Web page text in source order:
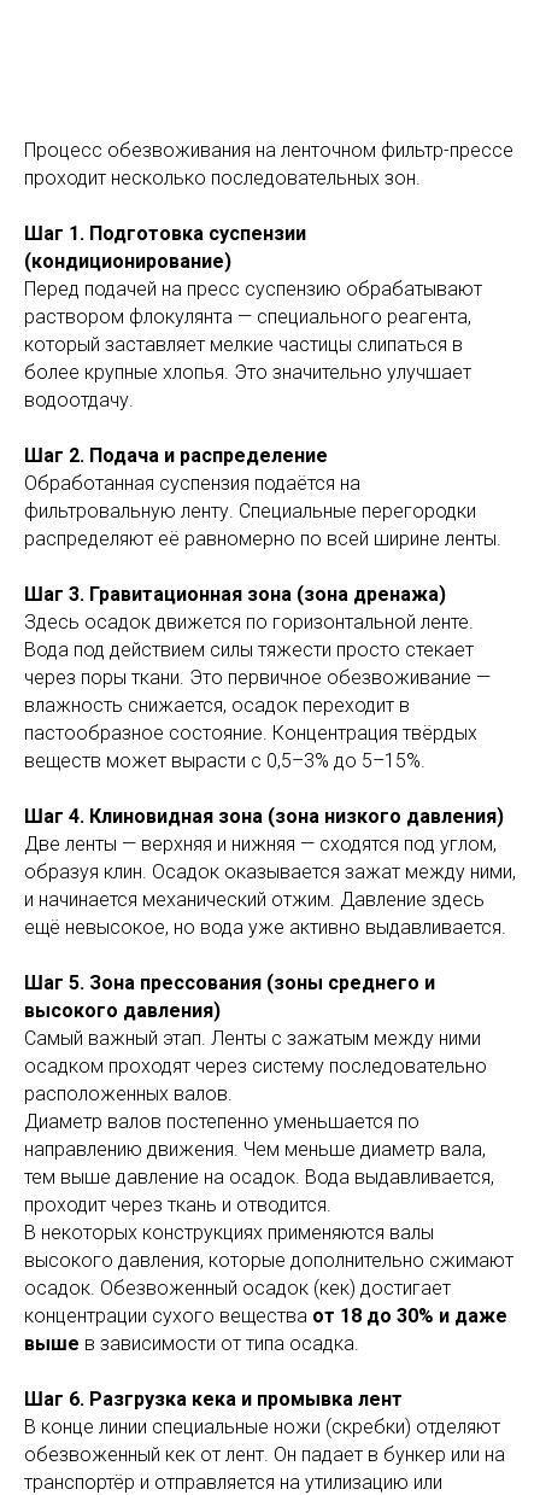
Процесс обезвоживания на ленточном фильтр-прессе
проходит несколько последовательных зон.
Шаг 1. Подготовка суспензии
(кондиционирование)
Перед подачей на пресс суспензию обрабатывают
раствором флокулянта — специального реагента,
который заставляет мелкие частицы слипаться в
более крупные хлопья. Это значительно улучшает
водоотдачу.
Шаг 2. Подача и распределение
Обработанная суспензия подаётся на
фильтровальную ленту. Специальные перегородки
распределяют её равномерно по всей ширине ленты.
Шаг 3. Гравитационная зона (зона дренажа)
Здесь осадок движется по горизонтальной ленте.
Вода под действием силы тяжести просто стекает
через поры ткани. Это первичное обезвоживание —
влажность снижается, осадок переходит в
пастообразное состояние. Концентрация твёрдых
веществ может вырасти с 0,5–3% до 5–15%.
Шаг 4. Клиновидная зона (зона низкого давления)
Две ленты — верхняя и нижняя — сходятся под углом,
образуя клин. Осадок оказывается зажат между ними,
и начинается механический отжим. Давление здесь
ещё невысокое, но вода уже активно выдавливается.
Шаг 5. Зона прессования (зоны среднего и
высокого давления)
Самый важный этап. Ленты с зажатым между ними
осадком проходят через систему последовательно
расположенных валов.
Диаметр валов постепенно уменьшается по
направлению движения. Чем меньше диаметр вала,
тем выше давление на осадок. Вода выдавливается,
проходит через ткань и отводится.
В некоторых конструкциях применяются валы
высокого давления, которые дополнительно сжимают
осадок. Обезвоженный осадок (кек) достигает
концентрации сухого вещества от 18 до 30% и даже
выше в зависимости от типа осадка.
Шаг 6. Разгрузка кека и промывка лент
В конце линии специальные ножи (скребки) отделяют
обезвоженный кек от лент. Он падает в бункер или на
транспортёр и отправляется на утилизацию или